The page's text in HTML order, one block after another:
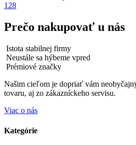
128
Prečo nakupovať u nás
Istota stabilnej firmy
Neustále sa hýbeme vpred
Prémiové značky
Našim cieľom je dopriať vám
tovaru, aj zo zákazníckeho servisu.
Viac o nás
Kategórie